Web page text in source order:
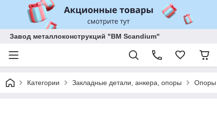
Завод металлоконструкций "BM Scandium"
Категории Закладные детали, анкера, опоры Опоры